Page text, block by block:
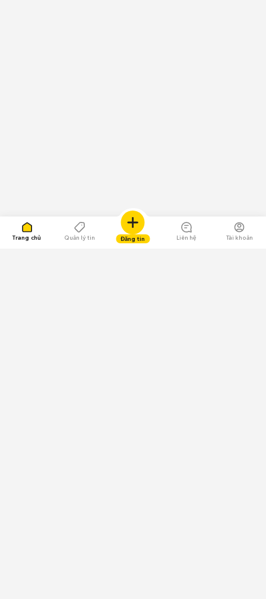
Trang chủ Quản lý tin Đăng tin Liên hệ Tài khoản